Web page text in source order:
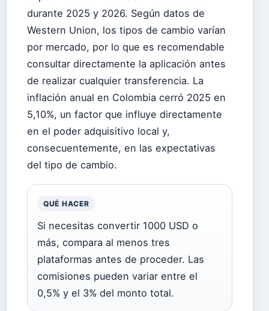
durante 2025 y 2026. Según datos de
Western Union, los tipos de cambio varían
por mercado, por lo que es recomendable
consultar directamente la aplicación antes
de realizar cualquier transferencia. La
inflación anual en Colombia cerró 2025 en
5,10%, un factor que influye directamente
en el poder adquisitivo local y,
consecuentemente, en las expectativas
del tipo de cambio.
QUÉ HACER
Si necesitas convertir 1000 USD o
más, compara al menos tres
plataformas antes de proceder. Las
comisiones pueden variar entre el
0,5% y el 3% del monto total.